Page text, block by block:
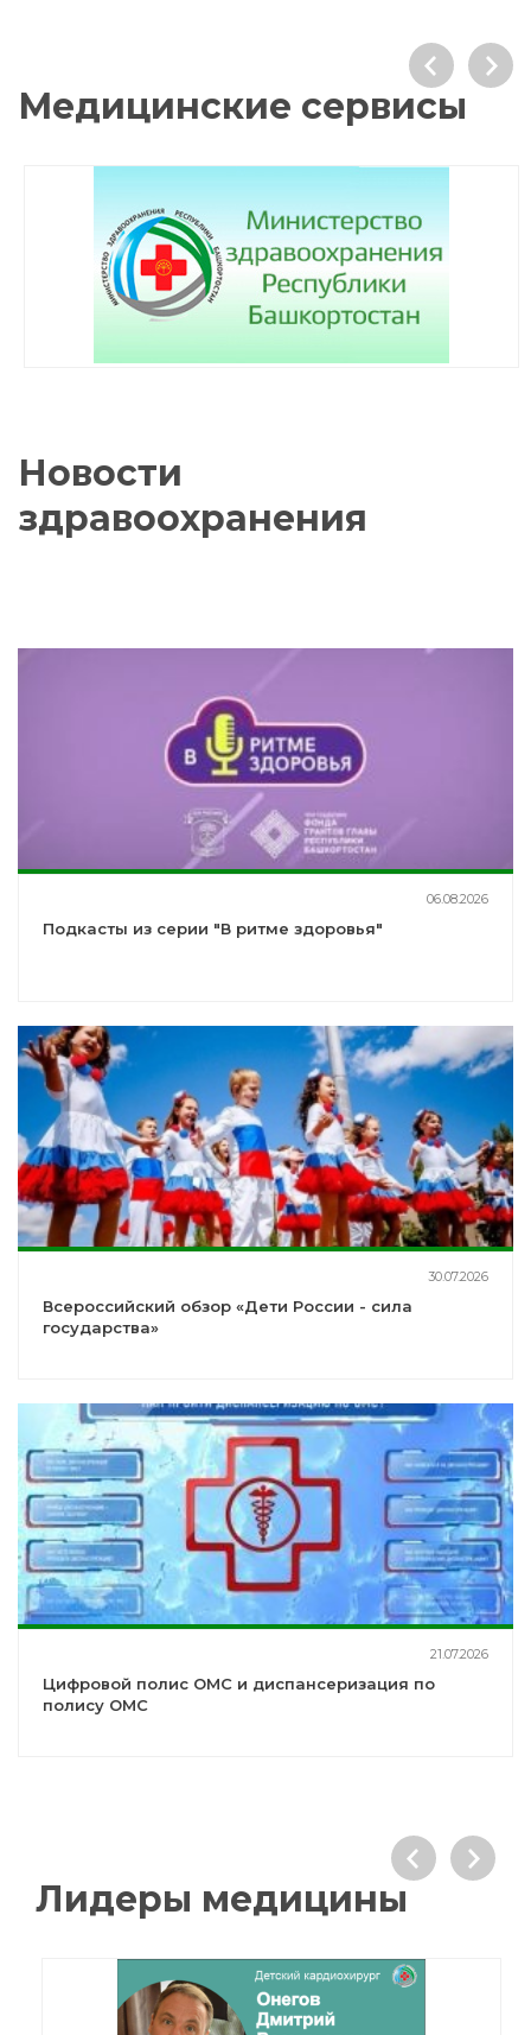
Медицинские сервисы
Новости
здравоохранения
06.08.2026
Подкасты из серии "В ритме здоровья"
30.07.2026
Всероссийский обзор «Дети России - сила
государства»
21.07.2026
Цифровой полис ОМС и диспансеризация по
полису ОМС
Лидеры медицины